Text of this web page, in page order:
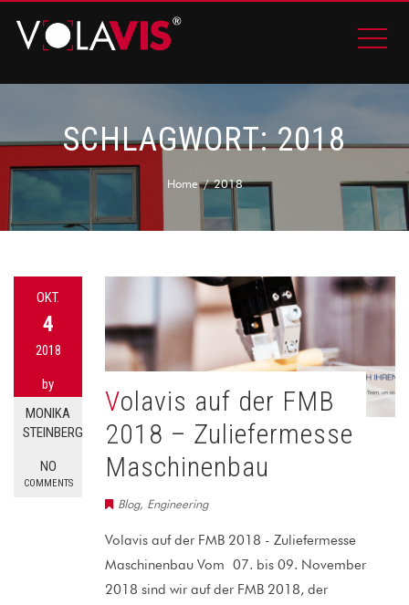
SCHLAGWORT:2018
Home 2018
OKT.
4
2018
by
MONIKA
STEINBERG
NO
COMMENTS
Volavis auf der FMB
2018 – Zuliefermesse
Maschinenbau
Blog, Engineering
Volavis auf der FMB 2018 - Zuliefermesse
Maschinenbau Vom 07. bis 09. November
2018 sind wir auf der FMB 2018, der